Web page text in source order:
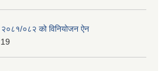
२०८१/०८२ को विनियोजन ऐन